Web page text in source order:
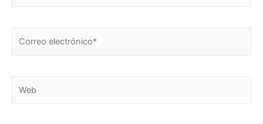
electrónico*